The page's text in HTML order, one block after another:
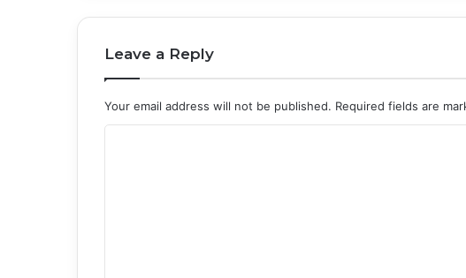
Leave a Reply
Your email address will not be published. Required fields are